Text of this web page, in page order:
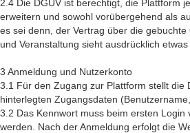
2.4 Die DGUV ist berechtigt, die Plattform
erweitern und sowohl vorübergehend als
es sei denn, der Vertrag über die
und Veranstaltung sieht ausdrücklich etwas
3 Anmeldung und Nutzerkonto
3.1 Für den Zugang zur Plattform stellt die
hinterlegten Zugangsdaten
3.2 Das Kennwort muss beim ersten Login
werden. Nach der Anmeldung erfolgt die